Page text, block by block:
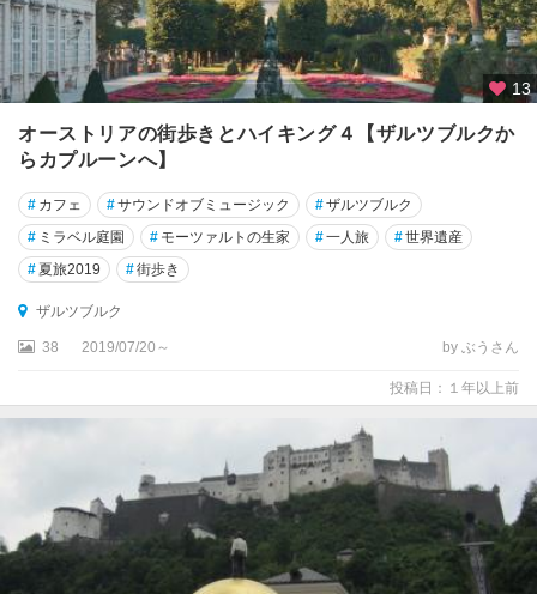
13
オーストリアの街歩きとハイキング４【ザルツブルクか
らカプルーンへ】
# カフェ #サウンドオブミュージック #ザルツブルク
# ミラベル庭園 # モーツァルトの生家 #一人旅 #世界遺産
# 夏旅2019 #街歩き
ザルツブルク
38 2019/07/20～ by ぶうさん
投稿日：１年以上前